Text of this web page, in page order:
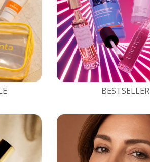
BESTSELLER